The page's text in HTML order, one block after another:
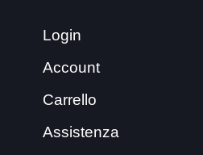
Login
Account
Carrello
Assistenza